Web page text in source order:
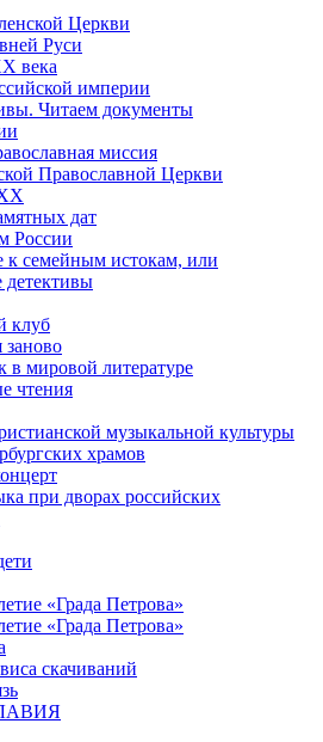
Церкви
Руси
века
империи
Читаем документы
миссия
Православной Церкви
дат
России
к семейным истокам, или
детективы
клуб
заново
в мировой литературе
чтения
музыкальной культуры
храмов
при дворах российских
«Града Петрова»
«Града Петрова»
скачиваний